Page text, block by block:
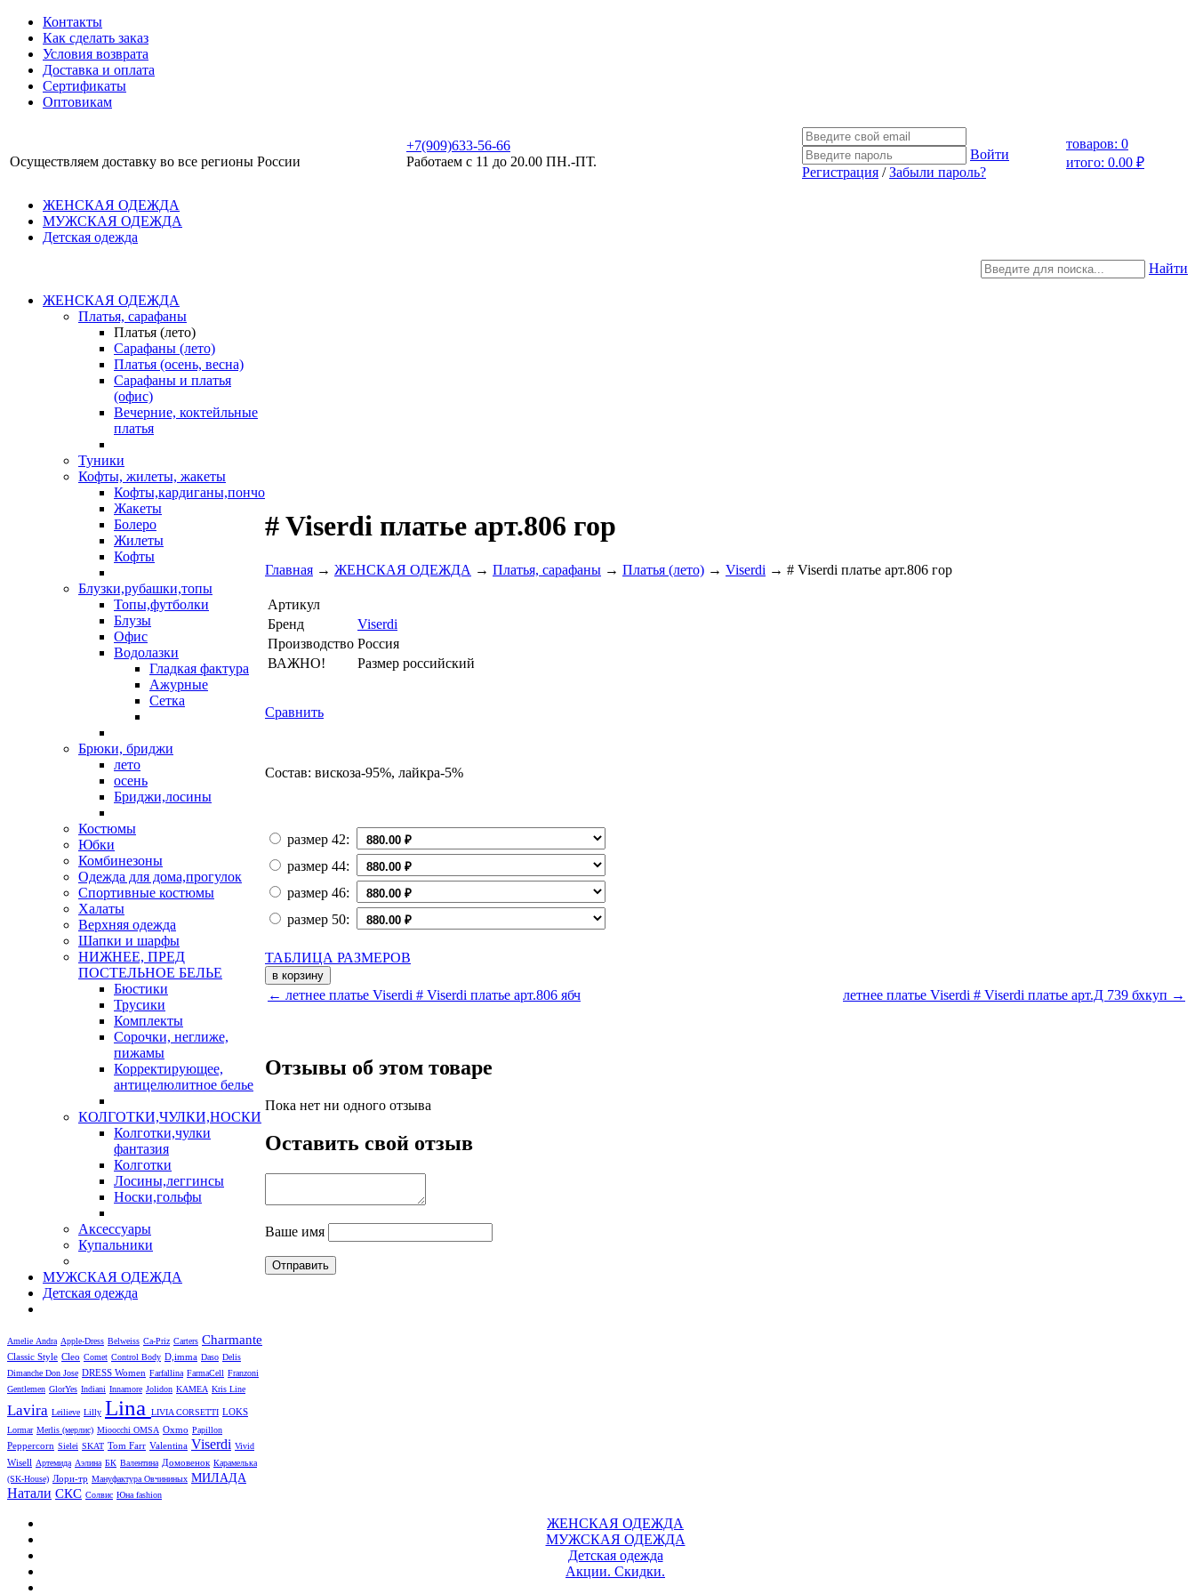
Контакты
Как сделать заказ
Условия возврата
Доставка и оплата
Сертификаты
Оптовикам
Осуществляем доставку во все регионы России
+7(909)633-56-66
Работаем с 11 до 20.00 ПН.-ПТ.
Войти
Регистрация /Забыли пароль?
товаров: 0
итого: 0.00 ₽
ЖЕНСКАЯ ОДЕЖДА
МУЖСКАЯ ОДЕЖДА
Детская одежда
Найти
ЖЕНСКАЯ ОДЕЖДА
Платья, сарафаны
Платья (лето)
Сарафаны (лето)
Платья (осень, весна)
Сарафаны и платья
(офис)
Вечерние, коктейльные
платья
Туники
Кофты, жилеты, жакеты
Кофты,кардиганы,пончо
Жакеты
Болеро
Жилеты
Кофты
Блузки,рубашки,топы
Топы,футболки
Блузы
Офис
Водолазки
Гладкая фактура
Ажурные
Сетка
Брюки, бриджи
лето
осень
Бриджи,лосины
Костюмы
Юбки
Комбинезоны
Одежда для дома,прогулок
Спортивные костюмы
Халаты
Верхняя одежда
Шапки и шарфы
НИЖНЕЕ, ПРЕД
ПОСТЕЛЬНОЕ БЕЛЬЕ
Бюстики
Трусики
Комплекты
Сорочки, неглиже,
пижамы
Корректирующее,
антицелюлитное белье
КОЛГОТКИ,ЧУЛКИ,НОСКИ
Колготки,чулки
фантазия
Колготки
Лосины,леггинсы
Носки,гольфы
Аксессуары
Купальники
МУЖСКАЯ ОДЕЖДА
Детская одежда
Amelie Andra Apple-Dress Belweiss Ca-Priz Carters Charmante
Classic Style Cleo Comet Control Body D,imma Daso Delis
Dimanche Don Jose DRESS Women Farfallina FarmaCell Franzoni
Gentlemen GlorYes Indiani Innamore Jolidon KAMEA Kris Line
Lavira Leilieve Lilly Lina LIVIA CORSETTI LOKS
Lormar Merlis (мерлис) Mioocchi OMSA Oxmo Papillon
Peppercorn Sielei SKAT Tom Farr Valentina Viserdi Vivid
Wisell Артемида Аэлина БК Валентина Домовенок Карамелька
(SK-House) Лори-тр Мануфактура Овчининых МИЛАДА
Натали СКС Солвис Юна fashion
# Viserdi платье арт.806 гор
Главная → ЖЕНСКАЯ ОДЕЖДА → Платья, сарафаны → Платья (лето) → Viserdi → # Viserdi платье арт.806 гор
Артикул
Бренд
Viserdi
Производство Россия
ВАЖНО!
Размер российский
Сравнить
Состав: вискоза-95%, лайкра-5%
размер 42:
размер 44:
размер 46:
размер 50:
ТАБЛИЦА РАЗМЕРОВ
← летнее платье Viserdi # Viserdi платье арт.806 ябч летнее платье Viserdi # Viserdi платье арт.Д 739 бхкуп →
Отзывы об этом товаре
Пока нет ни одного отзыва
Оставить свой отзыв
Ваше имя
ЖЕНСКАЯ ОДЕЖДА
МУЖСКАЯ ОДЕЖДА
Детская одежда
Акции. Скидки.